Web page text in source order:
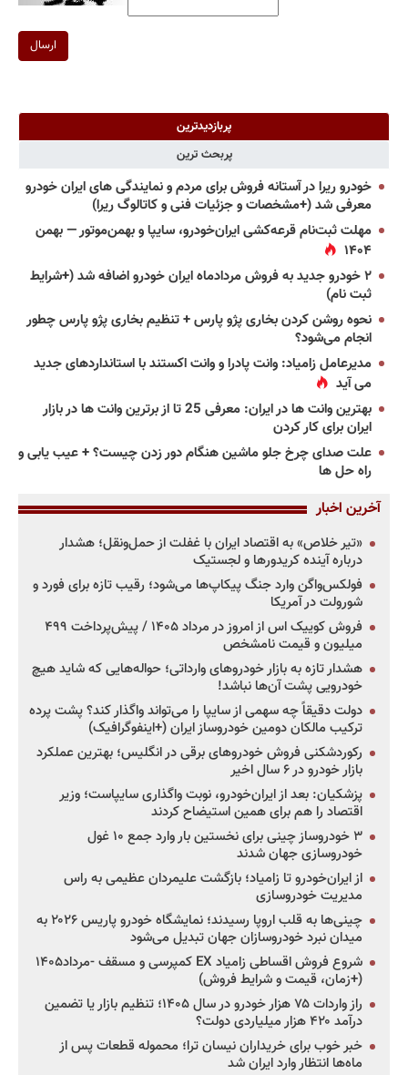
ارسال
پربازدیدترین
پربحث ترین
خودرو ریرا در آستانه فروش برای مردم و نمایندگی های ایران خودرو
معرفی شد (+مشخصات و جزئیات فنی و کاتالوگ ریرا)
مهلت ثبت‌نام قرعه‌کشی ایران‌خودرو، سایپا و بهمن‌موتور — بهمن
۱۴۰۴
۲ خودرو جدید به فروش مردادماه ایران خودرو اضافه شد (+شرایط
ثبت نام)
نحوه روشن کردن بخاری پژو پارس + تنظیم بخاری پژو پارس چطور
انجام می‌شود؟
مدیرعامل زامیاد: وانت پادرا و وانت اکستند با استانداردهای جدید
می آید
بهترین وانت ها در ایران: معرفی 25 تا از برترین وانت ها در بازار
ایران برای کار کردن
علت صدای چرخ جلو ماشین هنگام دور زدن چیست؟ + عیب یابی و
راه حل ها
آخرین اخبار
«تیر خلاص» به اقتصاد ایران با غفلت از حمل‌ونقل؛ هشدار
درباره آینده کریدورها و لجستیک
فولکس‌واگن وارد جنگ پیکاپ‌ها می‌شود؛ رقیب تازه برای فورد و
شورولت در آمریکا
فروش کوییک اس از امروز در مرداد ۱۴۰۵ / پیش‌پرداخت ۴۹۹
میلیون و قیمت نامشخص
هشدار تازه به بازار خودروهای وارداتی؛ حواله‌هایی که شاید هیچ
خودرویی پشت آن‌ها نباشد!
دولت دقیقاً چه سهمی از سایپا را می‌تواند واگذار کند؟ پشت پرده
ترکیب مالکان دومین خودروساز ایران (+اینفوگرافیک)
رکوردشکنی فروش خودروهای برقی در انگلیس؛ بهترین عملکرد
بازار خودرو در ۶ سال اخیر
پزشکیان: بعد از ایران‌خودرو، نوبت واگذاری سایپاست؛ وزیر
اقتصاد را هم برای همین استیضاح کردند
۳ خودروساز چینی برای نخستین بار وارد جمع ۱۰ غول
خودروسازی جهان شدند
از ایران‌خودرو تا زامیاد؛ بازگشت علیمردان عظیمی به راس
مدیریت خودروسازی
چینی‌ها به قلب اروپا رسیدند؛ نمایشگاه خودرو پاریس ۲۰۲۶ به
میدان نبرد خودروسازان جهان تبدیل می‌شود
شروع فروش اقساطی زامیاد EX کمپرسی و مسقف -مرداد۱۴۰۵
(+زمان، قیمت و شرایط فروش)
راز واردات ۷۵ هزار خودرو در سال ۱۴۰۵؛ تنظیم بازار یا تضمین
درآمد ۴۲۰ هزار میلیاردی دولت؟
خبر خوب برای خریداران نیسان ترا؛ محموله قطعات پس از
ماه‌ها انتظار وارد ایران شد